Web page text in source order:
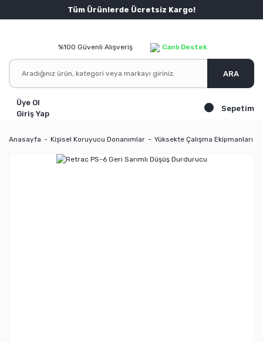
Tüm Ürünlerde Ücretsiz Kargo!
%100 Güvenli Alışveriş Canlı Destek
ARA
Üye Ol
Giriş Yap
Sepetim
Anasayfa Kişisel Koruyucu Donanımlar Yüksekte Çalışma Ekipmanları